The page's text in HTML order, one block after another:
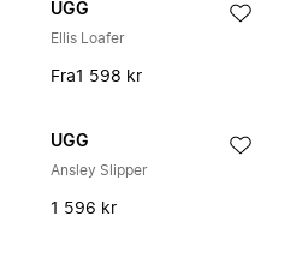
UGG
Ellis Loafer
Fra1 598 kr
UGG
Ansley Slipper
1 596 kr